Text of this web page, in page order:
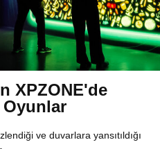
XPZONE'de
ve duvarlara yansıtıldığı